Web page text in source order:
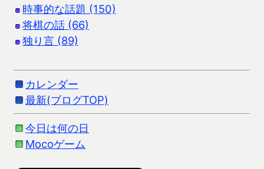
時事的な話題 (150)
将棋の話 (66)
独り言 (89)
カレンダー
最新(ブログTOP)
今日は何の日
Mocoゲーム